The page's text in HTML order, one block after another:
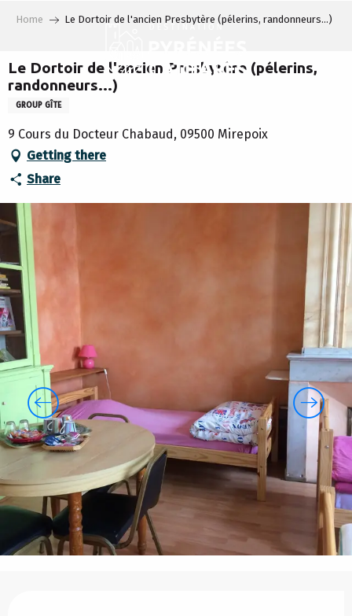
principal
Home Le Dortoir de l'ancien Presbytère (pélerins, randonneurs...)
Le Dortoir de l'ancien Presbytère (pélerins,
randonneurs...)
GROUP GÎTE
9 Cours du Docteur Chabaud, 09500 Mirepoix
Getting there
Share